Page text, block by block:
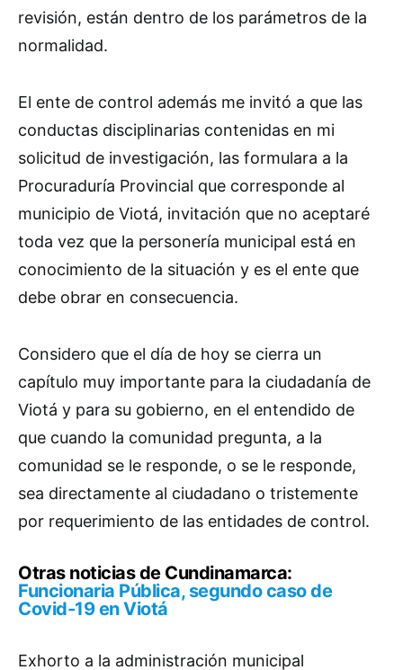
revisión, están dentro de los parámetros de la
normalidad.
El ente de control además me invitó a que las
conductas disciplinarias contenidas en mi
solicitud de investigación, las formulara a la
Procuraduría Provincial que corresponde al
municipio de Viotá, invitación que no aceptaré
toda vez que la personería municipal está en
conocimiento de la situación y es el ente que
debe obrar en consecuencia.
Considero que el día de hoy se cierra un
capítulo muy importante para la ciudadanía de
Viotá y para su gobierno, en el entendido de
que cuando la comunidad pregunta, a la
comunidad se le responde, o se le responde,
sea directamente al ciudadano o tristemente
por requerimiento de las entidades de control.
Otras noticias de Cundinamarca:
Funcionaria Pública, segundo caso de
Covid-19 en Viotá
Exhorto a la administración municipal